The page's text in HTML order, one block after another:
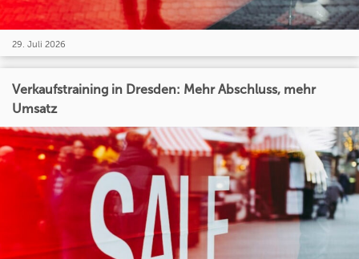
29. Juli 2026
Verkaufstraining in Dresden: Mehr Abschluss, mehr
Umsatz